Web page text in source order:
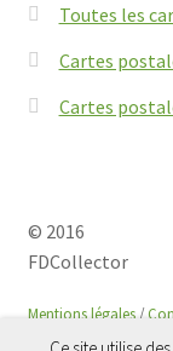
Toutes les
Cartes
Cartes
© 2016
FDCollector
Mentions légales/
sécurisé avec
Paypal